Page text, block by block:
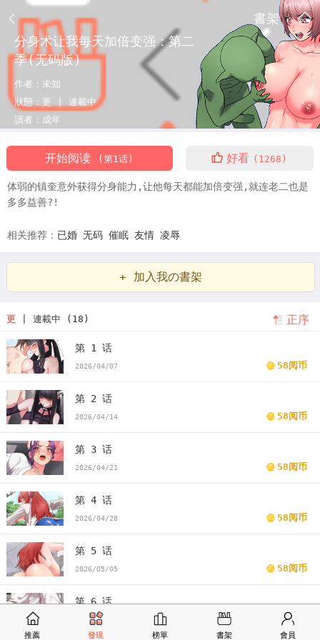
書架
分身术让我每天加倍变强：第二
季(无码版)
作者： 未知
狀態： 更 | 連載中
讀者： 成年
开始阅读 (第1话) 好看 (1268)
体弱的镇奎意外获得分身能力,让他每天都能加倍变强,就连老二也是
多多益善?!
相关推荐： 已婚 无码 催眠 友情 凌辱
+ 加入我の書架
更| 連載中 (18) 正序
第 1 话
2026/04/07 58阅币
第 2 话
2026/04/14 58阅币
第 3 话
2026/04/21 58阅币
第 4 话
2026/04/28 58阅币
第 5 话
2026/05/05 58阅币
第 6 话
2026/05/12 58阅币
推薦 發現 榜單 書架 會員